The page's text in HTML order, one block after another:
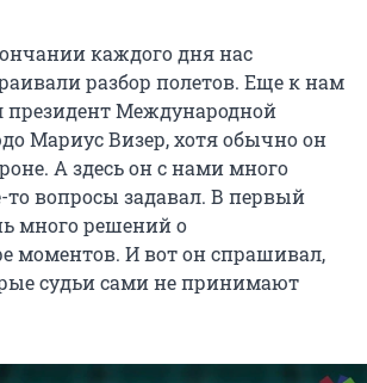
каждого дня нас
разбор полетов. Еще к нам
президент Международной
Мариус Визер, хотя обычно он
А здесь он с нами много
то вопросы задавал. В первый
много решений о
моментов. И вот он спрашивал,
судьи сами не принимают